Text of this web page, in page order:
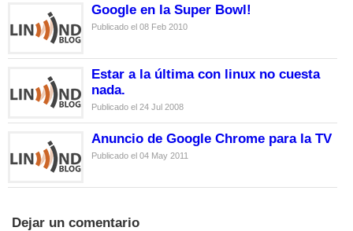
Google en la Super Bowl!
Publicado el 08 Feb 2010
Estar a la última con linux no cuesta
nada.
Publicado el 24 Jul 2008
Anuncio de Google Chrome para la TV
Publicado el 04 May 2011
Dejar un comentario